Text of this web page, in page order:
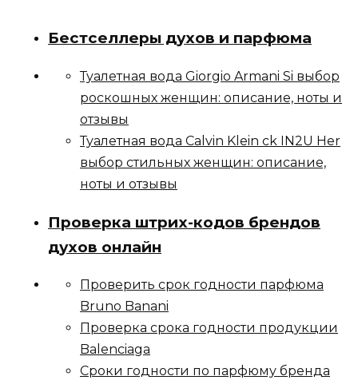
Бестселлеры духов и парфюма
Туалетная вода Giorgio Armani Si выбор
роскошных женщин: описание, ноты и
отзывы
Туалетная вода Calvin Klein ck IN2U Her
выбор стильных женщин: описание,
ноты и отзывы
Проверка штрих-кодов брендов
духов онлайн
Проверить срок годности парфюма
Bruno Banani
Проверка срока годности продукции
Balenciaga
Сроки годности по парфюму бренда